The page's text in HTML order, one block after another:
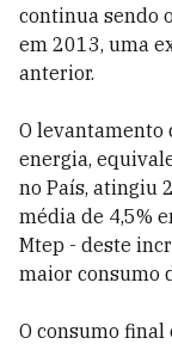
continua sendo
em 2013, uma
anterior.
O levantamento
energia,
no País, atingiu
média de 4,5%
Mtep - deste
maior consumo
O consumo final